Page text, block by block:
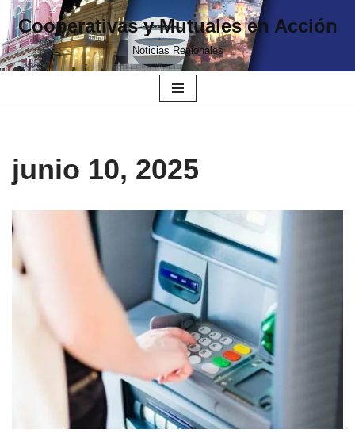
Ir
al
Cooperativas y Mutuales en Acción
Noticias Regionales
junio 10, 2025